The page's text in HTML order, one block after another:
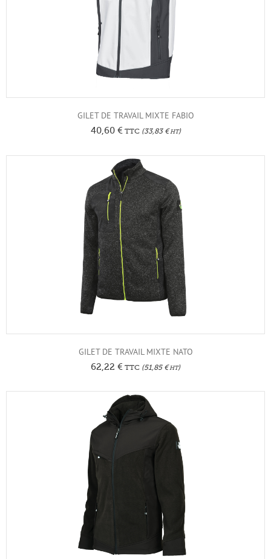
GILET DE TRAVAIL MIXTE FABIO
40,60 €TTC(33,83 €HT)
GILET DE TRAVAIL MIXTE NATO
62,22 € TTC (51,85 €HT)